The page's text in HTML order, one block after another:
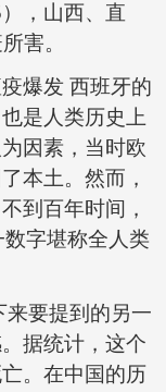
，山西、直
害。
爆发 西班牙的
是人类历史上
因素，当时欧
本土。然而，
到百年时间，
字堪称全人类
来要提到的另一
据统计，这个
。在中国的历